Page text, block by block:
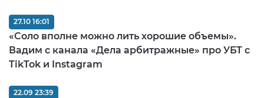
«Соло вполне можно лить хорошие объемы».
Вадим с канала «Дела арбитражные» про УБТ с
TikTok и Instagram
27.10 16:01
22.09 23:39